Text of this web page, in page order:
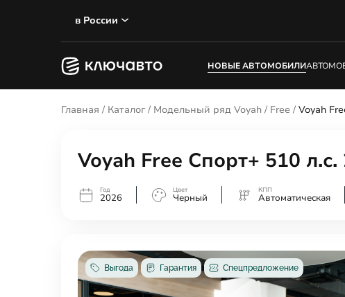
в России
НОВЫЕ АВТОМОБИЛИ
Главная / Каталог/ Модельный ряд Voyah/ Free / Voyah
Voyah Free Спорт+ 510 л.с.
Год
2026
Цвет
Черный
КПП
Автоматическая
Выгода Гарантия Спецпредложение